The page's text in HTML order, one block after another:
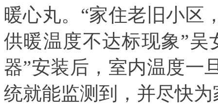
暖心丸。“家住老旧小区
供暖温度不达标现象”
器”安装后，室内温度一
统就能监测到，并尽快